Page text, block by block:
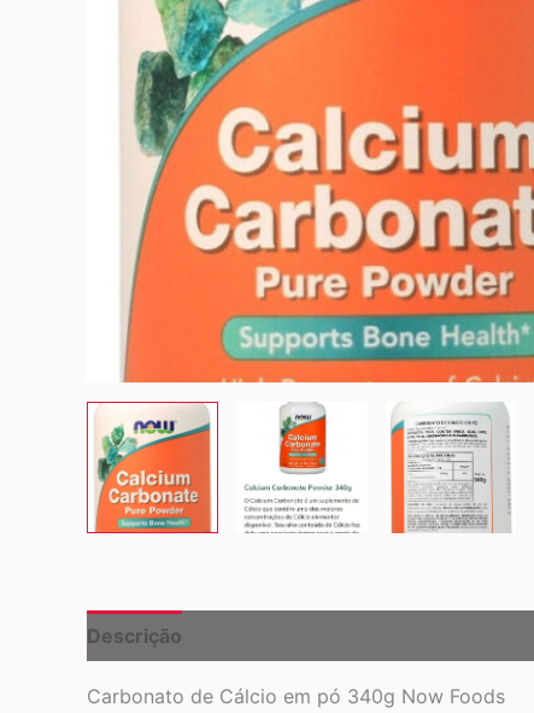
Descrição
Carbonato de Cálcio em pó 340g Now Foods